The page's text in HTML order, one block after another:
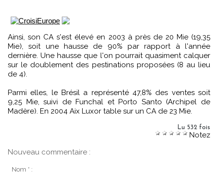
Ainsi, son CA s'est élevé en 2003 à près de 20 Mie (19,35
Mie), soit une hausse de 90% par rapport à l'année
dernière. Une hausse que l'on pourrait quasiment calquer
sur le doublement des pestinations proposées (8 au lieu
de 4).
Parmi elles, le Brésil a représenté 47,8% des ventes soit
9,25 Mie, suivi de Funchal et Porto Santo (Archipel de
Madère). En 2004 Aix Luxor table sur un CA de 23 Mie.
Lu 532 fois
Notez
Nouveau commentaire :
Nom * :